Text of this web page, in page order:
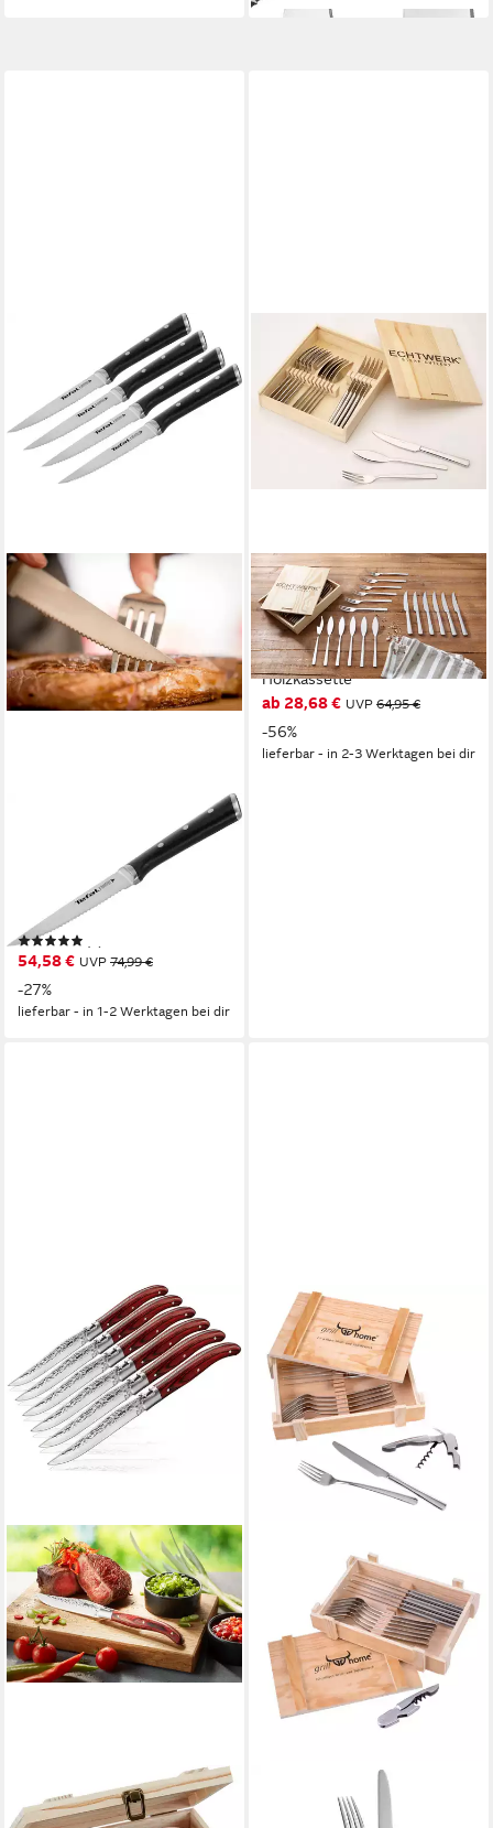
Steakbesteck K232S4 Ice
Force (4-tlg), 4 Personen,
Edelstahl, 11cm,
Spezialmesser, langfristige
Leistung, Made in Germany
54,58 € UVP 74,99 €
-27%
lieferbar - in 1-2 Werktagen bei dir
ECHTWERK
Steakbesteck Sarre (18-tlg), 6
Personen, Edelstahl 18/10,
Pizzabesteck, Grillbesteck,
Holzkassette
ab 28,68 € UVP 64,95 €
-56%
lieferbar - in 2-3 Werktagen bei dir
Steakbesteck RANCHO (7- Steakbesteck GRÄWE